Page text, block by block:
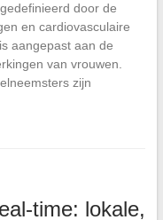
door de
en cardiovasculaire
aangepast aan de
van vrouwen.
zijn
time: lokale,